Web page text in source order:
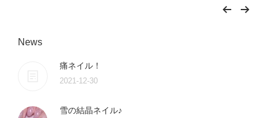
News
痛ネイル！
2021-12-30
雪の結晶ネイル♪